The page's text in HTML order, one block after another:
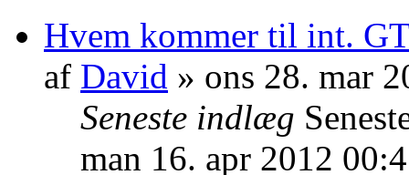
Hvem kommer til int.
af David » ons 28. mar
Seneste indlæg
man 16. apr 2012